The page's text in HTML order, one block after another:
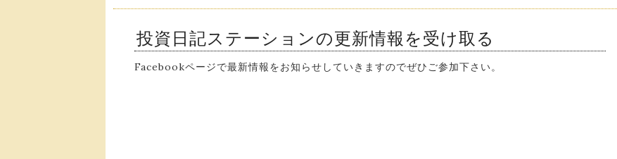
投資日記ステーションの更新情報を受け取る
Facebookページで最新情報をお知らせしていきますのでぜひご参加下さい。